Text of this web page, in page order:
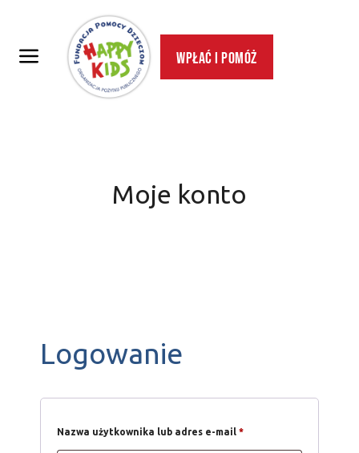
Wpłać i pomóż
Moje konto
Logowanie
Nazwa użytkownika lub adres e-mail *